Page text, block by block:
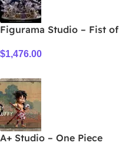
Figurama Studio – Fist of
vs. Raoh
$1,476.00
A+ Studio – One Piece